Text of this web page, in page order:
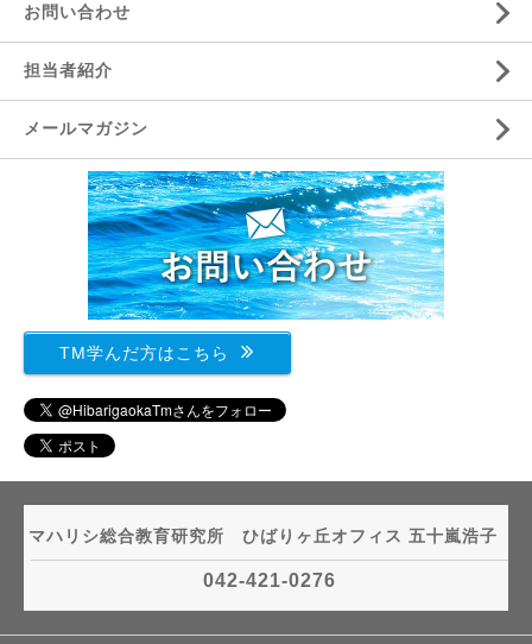
お問い合わせ
担当者紹介
メールマガジン
TM学んだ方はこちら
マハリシ総合教育研究所 ひばりヶ丘オフィス 五十嵐浩子
042-421-0276